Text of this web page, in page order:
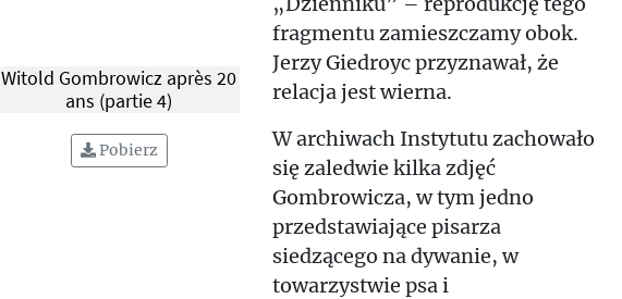
Witold Gombrowicz après 20
ans (partie 4)
Pobierz
fragmentu zamieszczamy obok.
Jerzy Giedroyc przyznawał, że
relacja jest wierna.
W archiwach Instytutu zachowało
się zaledwie kilka zdjęć
Gombrowicza, w tym jedno
przedstawiające pisarza
siedzącego na dywanie, w
towarzystwie psa i